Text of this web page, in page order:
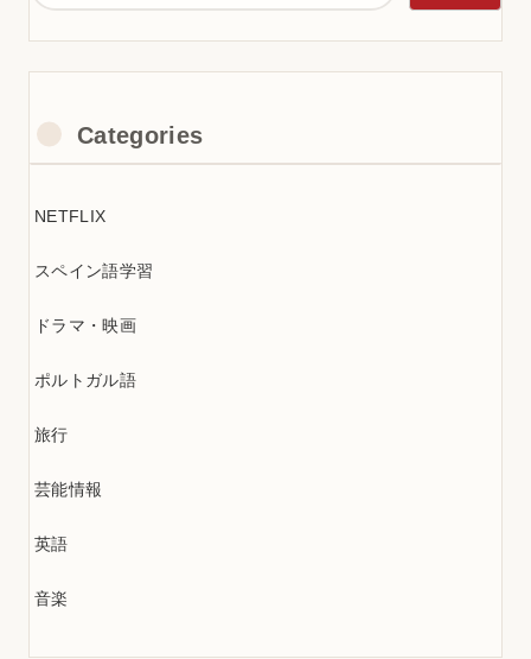
Categories
NETFLIX
スペイン語学習
ドラマ・映画
ポルトガル語
旅行
芸能情報
英語
音楽